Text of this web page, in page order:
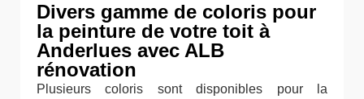
Divers gamme de coloris pour
la peinture de votre toit à
Anderlues avec ALB
rénovation
Plusieurs coloris sont disponibles pour la